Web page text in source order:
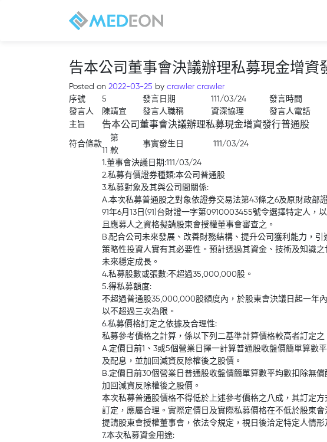
告本公司董事會決議辦理私募現金增資
Posted on 2022-03-25 by crawler crawler
序號
5 發言日期 111/03/24 發言時間
發言人
陳靖宜 發言人職稱 資深協理 發言人電話
主旨
告本公司董事會決議辦理私募現金增資發行普通股
符合條款
第
11 款
事實發生日 111/03/24
1.董事會決議日期:111/03/24
2.私募有價證券種類:本公司普通股
3.私募對象及其與公司間關係:
A.本次私募普通股之對象依證券交易法第43條之6及原財政部
91年6月13日(91)台財證一字第0910003455號令選擇特定人，
且應募人之資格擬請股東會授權董事會審查之。
B.配合公司未來發展、改善財務結構、提升公司獲利能力，引
策略性投資人實有其必要性。預計透過其資金、技術及知識之
未來穩定成長。
4.私募股數或張數:不超過35,000,000股。
5.得私募額度:
不超過普通股35,000,000股額度內，於股東會決議日起一年
以不超過三次為限。
6.私募價格訂定之依據及合理性:
私募參考價格之計算，係以下列二基準計算價格較高者訂定之
A.定價日前1、3或5個營業日擇一計算普通股收盤價簡單算數
及配息，並加回減資反除權後之股價。
B.定價日前30個營業日普通股收盤價簡單算數平均數扣除無
加回減資反除權後之股價。
本次私募普通股價格不得低於上述參考價格之八成，其訂定
訂定，應屬合理。實際定價日及實際私募價格在不低於股東會
提請股東會授權董事會，依法令規定，視日後洽定特定人情形
7.本次私募資金用途: